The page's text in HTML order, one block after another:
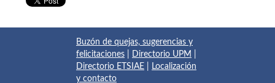
Buzón de quejas, sugerencias y
felicitaciones
Directorio UPM
Directorio ETSIAE
Localización
y contacto